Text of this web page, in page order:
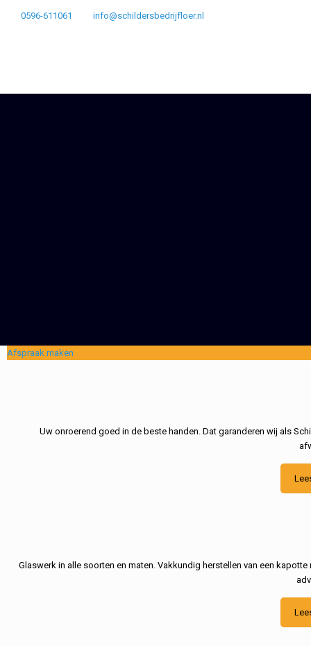
0596-611061 info@schildersbedrijfloer.nl
Afspraak maken
Uw onroerend goed in de beste handen. Dat garanderen wij als
Glaswerk in alle soorten en maten. Vakkundig herstellen van een